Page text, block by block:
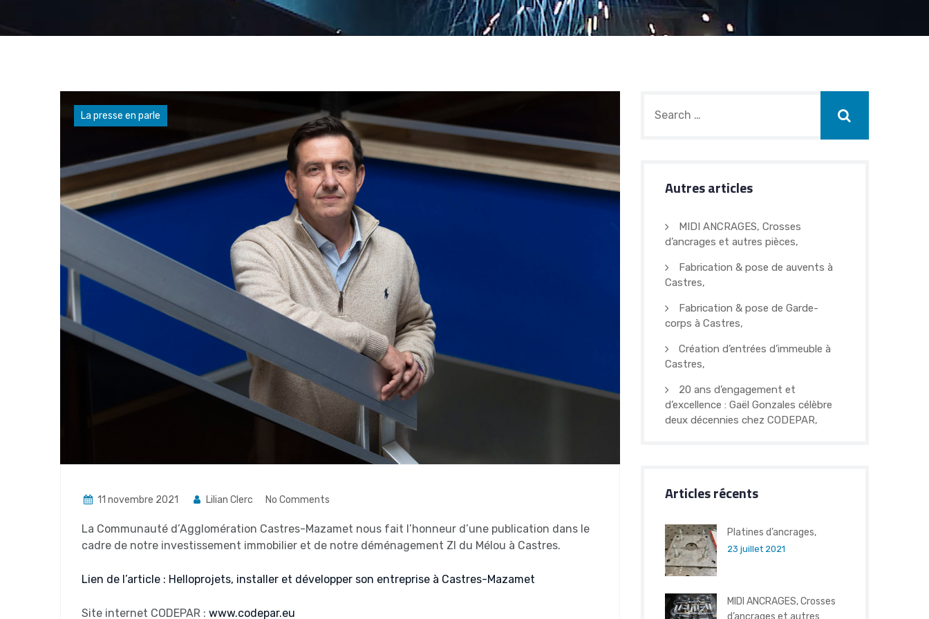
La presse en parle
11 novembre 2021 Lilian Clerc No Comments
La Communauté d’Agglomération Castres-Mazamet nous fait l’honneur d’une publication dans le
cadre de notre investissement immobilier et de notre déménagement ZI du Mélou à Castres.
Lien de l’article : Helloprojets, installer et développer son entreprise à Castres-Mazamet
Site internet CODEPAR : www.codepar.eu
Autres articles
MIDI ANCRAGES, Crosses
d’ancrages et autres pièces,
Fabrication & pose de auvents à
Castres,
Fabrication & pose de Garde-
corps à Castres,
Création d’entrées d’immeuble à
Castres,
20 ans d’engagement et
d’excellence : Gaël Gonzales célèbre
deux décennies chez CODEPAR,
Articles récents
Platines d’ancrages,
23 juillet 2021
MIDI ANCRAGES, Crosses
d’ancrages et autres